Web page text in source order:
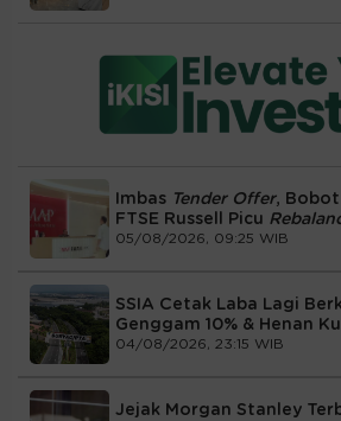
Imbas Tender Offer, Bobot
FTSE Russell Picu
05/08/2026, 09:25 WIB
SSIA Cetak Laba Lagi
Genggam 10% & Henan
04/08/2026, 23:15 WIB
Jejak Morgan Stanley